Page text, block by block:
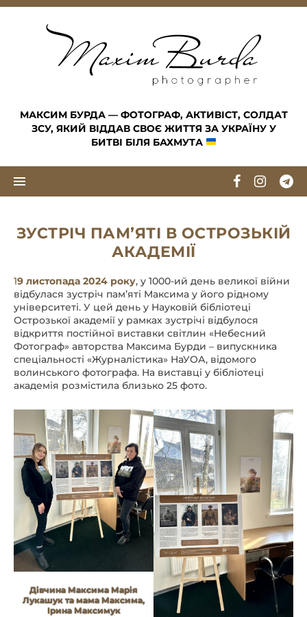
Skip to content
МАКСИМ БУРДА — ФОТОГРАФ, АКТИВІСТ, СОЛДАТ
ЗСУ, ЯКИЙ ВІДДАВ СВОЄ ЖИТТЯ ЗА УКРАЇНУ У
БИТВІ БІЛЯ БАХМУТА
ЗУСТРІЧ ПАМʼЯТІ В ОСТРОЗЬКІЙ
АКАДЕМІЇ
19 листопада 2024 року, у 1000-ий день великої війни
відбулася зустріч памʼяті Максима у його рідному
університеті. У цей день у Науковій бібліотеці
Острозької академії у рамках зустрічі відбулося
відкриття постійної виставки світлин «Небесний
Фотограф» авторства Максима Бурди – випускника
спеціальності «Журналістика» НаУОА, відомого
волинського фотографа. На виставці у бібліотеці
академія розмістила близько 25 фото.
Дівчина Максима Марія
Лукашук та мама Максима,
Ірина Максимук